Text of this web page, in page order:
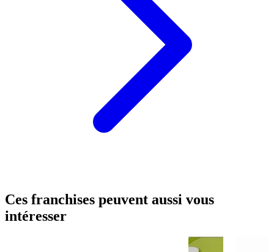
Ces franchises peuvent aussi vous
intéresser